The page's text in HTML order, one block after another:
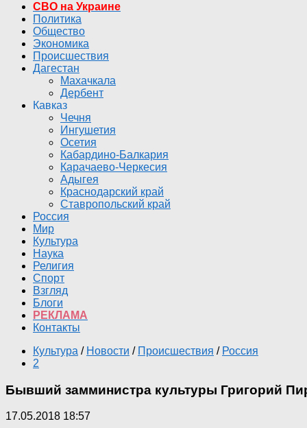
СВО на Украине
Политика
Общество
Экономика
Происшествия
Дагестан
Махачкала
Дербент
Кавказ
Чечня
Ингушетия
Осетия
Кабардино-Балкария
Карачаево-Черкесия
Адыгея
Краснодарский край
Ставропольский край
Россия
Мир
Культура
Наука
Религия
Спорт
Взгляд
Блоги
РЕКЛАМА
Контакты
Культура / Новости / Происшествия / Россия
2
Бывший замминистра культуры Григорий
17.05.2018 18:57